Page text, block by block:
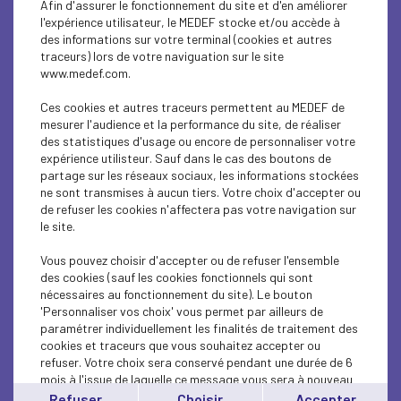
SUSTAINABLE DEVELOPMENT
SUSTAINABLE DEVELOPMENT
SOCIAL
SUSTAINABLE DEVELOPMENT
INTERNATIONAL - EUROPE
ECONOMY
ECONOMY
INTERNATIONAL - EUROPE
INTERNATIONAL - EUROPE
Afin d'assurer le fonctionnement du site et d'en améliorer
l'expérience utilisateur, le MEDEF stocke et/ou accède à
des informations sur votre terminal (cookies et autres
traceurs) lors de votre naviguation sur le site
www.medef.com.
Ces cookies et autres traceurs permettent au MEDEF de
mesurer l'audience et la performance du site, de réaliser
des statistiques d'usage ou encore de personnaliser votre
expérience utilisteur. Sauf dans le cas des boutons de
partage sur les réseaux sociaux, les informations stockées
ne sont transmises à aucun tiers. Votre choix d'accepter ou
de refuser les cookies n'affectera pas votre navigation sur
le site.
Vous pouvez choisir d'accepter ou de refuser l'ensemble
des cookies (sauf les cookies fonctionnels qui sont
nécessaires au fonctionnement du site). Le bouton
'Personnaliser vos choix' vous permet par ailleurs de
paramétrer individuellement les finalités de traitement des
cookies et traceurs que vous souhaitez accepter ou
refuser. Votre choix sera conservé pendant une durée de 6
mois à l'issue de laquelle ce message vous sera à nouveau
affiché..